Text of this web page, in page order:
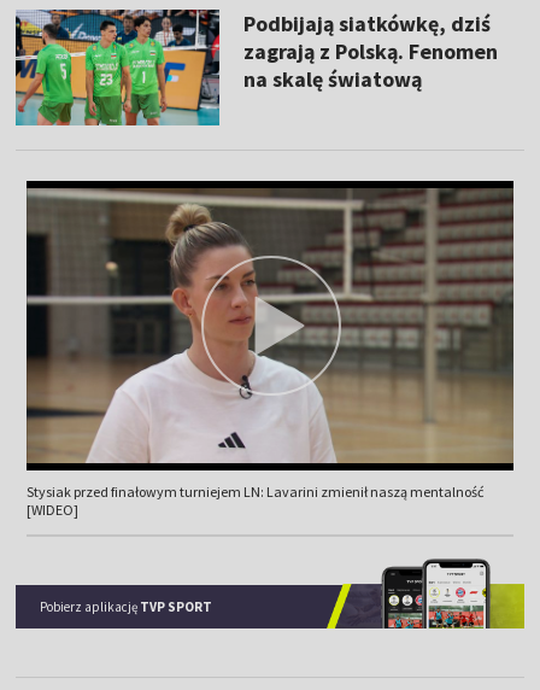
Podbijają siatkówkę, dziś
zagrają z Polską. Fenomen
na skalę światową
Stysiak przed finałowym turniejem LN: Lavarini zmienił naszą mentalność
[WIDEO]
Pobierz aplikację TVP SPORT